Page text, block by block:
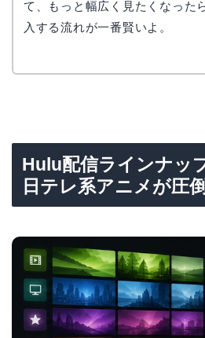
て、もっと幅広く見たくなった
入する流れが一番賢いよ。
Hulu配信ラインナッ
日テレ系アニメが圧